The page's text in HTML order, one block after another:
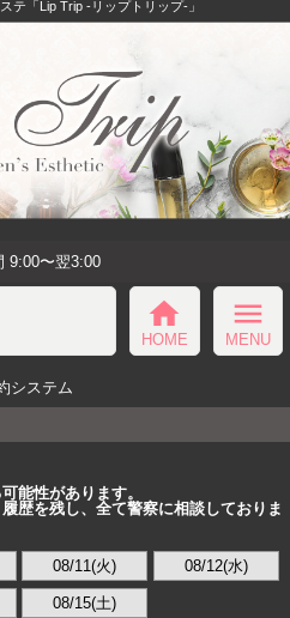
テ「Lip Trip -リップトリップ-」
9:00〜翌3:00
home
HOME
menu
MENU
システム
能性があります。
歴を残し、全て警察に相談しておりま
08/11(火) 08/12(水)
08/15(土)